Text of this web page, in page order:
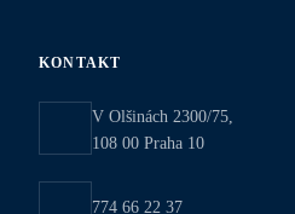
KONTAKT
V Olšinách 2300/75,
108 00 Praha 10
774 66 22 37